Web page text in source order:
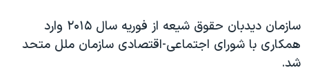
سازمان دیدبان حقوق شیعه از فوریه سال ۲۰۱۵ وارد
همکاری با شورای اجتماعی-اقتصادی سازمان ملل متحد
شد.